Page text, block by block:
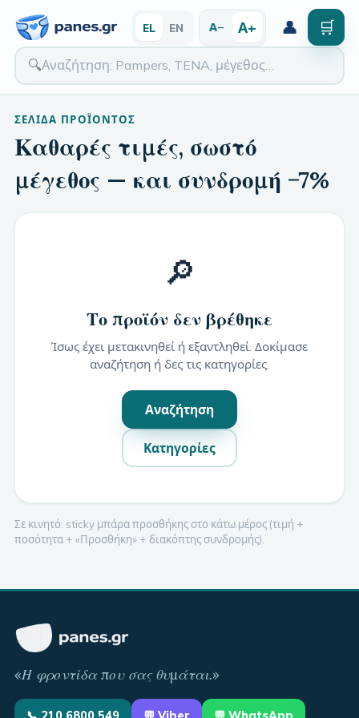
🔍
EL EN Α− Α+ 👤 🛒
ΣΕΛΊΔΑ ΠΡΟΪΌΝΤΟΣ
Καθαρές τιμές, σωστό
μέγεθος — και συνδρομή −7%
🔎
Το προϊόν δεν βρέθηκε
Ίσως έχει μετακινηθεί ή εξαντληθεί. Δοκίμασε
αναζήτηση ή δες τις κατηγορίες.
Αναζήτηση
Κατηγορίες
Σε κινητό: sticky μπάρα προσθήκης στο κάτω μέρος (τιμή +
ποσότητα + «Προσθήκη» + διακόπτης συνδρομής).
«Η φροντίδα που σας θυμάται.»